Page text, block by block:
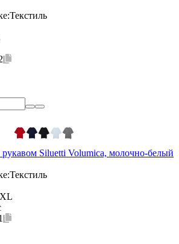
Текстиль
Siluetti Volumica, молочно-белый
Текстиль